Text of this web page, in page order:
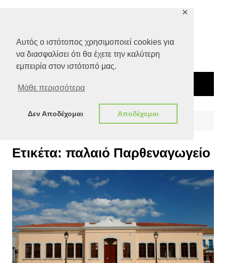
Αυτός ο ιστότοπος χρησιμοποιεί cookies για
να διασφαλίσει ότι θα έχετε την καλύτερη
εμπειρία στον ιστότοπό μας.
Μάθε περισσότερα
Δεν Αποδέχομαι Αποδέχομαι
✕
παλαιό Παρθεναγωγείο
Ετικέτα: παλαιό Παρθεναγωγείο